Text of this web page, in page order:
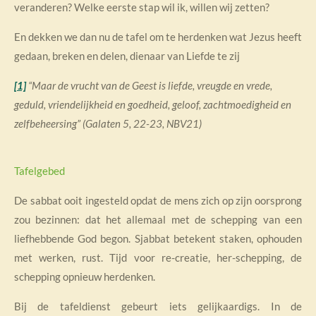
veranderen? Welke eerste stap wil ik, willen wij zetten?
En dekken we dan nu de tafel om te herdenken wat Jezus heeft
gedaan, breken en delen, dienaar van Liefde te zij
[1]“Maar de vrucht van de Geest is liefde, vreugde en vrede,
geduld, vriendelijkheid en goedheid, geloof, zachtmoedigheid en
zelfbeheersing” (Galaten 5, 22-23, NBV21)
Tafelgebed
De sabbat ooit ingesteld opdat de mens zich op zijn oorsprong
zou bezinnen: dat het allemaal met de schepping van een
liefhebbende God begon. Sjabbat betekent staken, ophouden
met werken, rust. Tijd voor re-creatie, her-schepping, de
schepping opnieuw herdenken.
Bij de tafeldienst gebeurt iets gelijkaardigs. In de